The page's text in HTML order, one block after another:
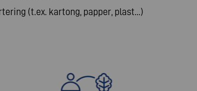
(t.ex. kartong, papper, plast...)